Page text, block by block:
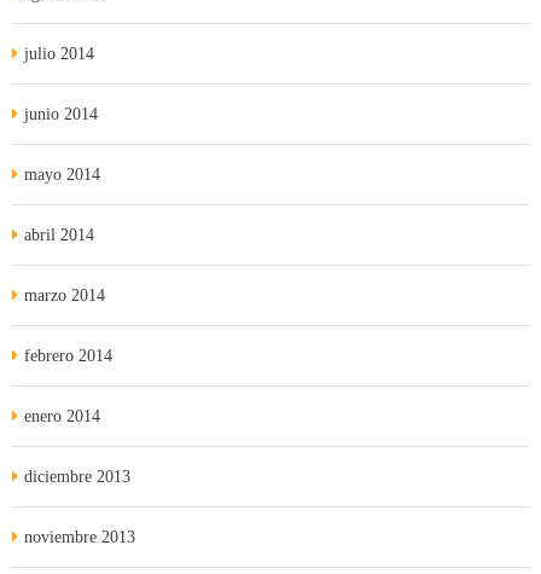
julio 2014
junio 2014
mayo 2014
abril 2014
marzo 2014
febrero 2014
enero 2014
diciembre 2013
noviembre 2013